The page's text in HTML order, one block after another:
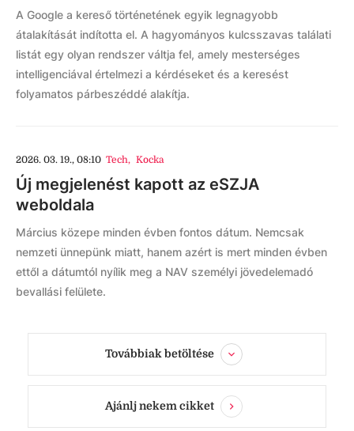
A Google a kereső történetének egyik legnagyobb
átalakítását indította el. A hagyományos kulcsszavas találati
listát egy olyan rendszer váltja fel, amely mesterséges
intelligenciával értelmezi a kérdéseket és a keresést
folyamatos párbeszéddé alakítja.
2026. 03. 19., 08:10 Tech, Kocka
Új megjelenést kapott az eSZJA
weboldala
Március közepe minden évben fontos dátum. Nemcsak
nemzeti ünnepünk miatt, hanem azért is mert minden évben
ettől a dátumtól nyílik meg a NAV személyi jövedelemadó
bevallási felülete.
Továbbiak betöltése
Ajánlj nekem cikket